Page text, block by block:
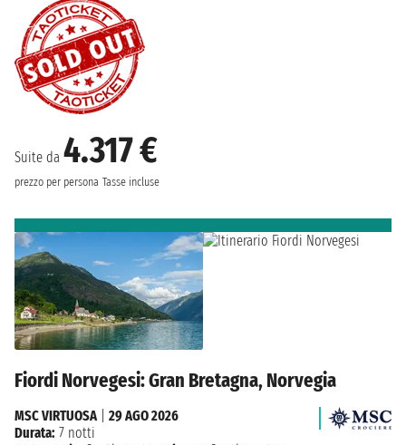
Suite da 4.317 €
prezzo per persona Tasse incluse
Fiordi Norvegesi: Gran Bretagna, Norvegia
MSC VIRTUOSA| 29 AGO 2026
Durata: 7 notti